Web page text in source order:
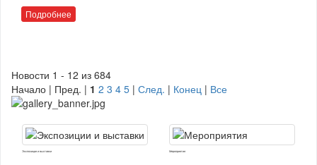
Подробнее
Новости 1 - 12 из 684
Начало | Пред. | 1 2 3 4 5 | След. | Конец | Все
Экспозиции и выставки Мероприятия